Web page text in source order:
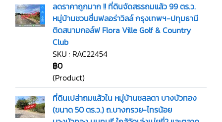
ลดราคาถูกมาก !! ที่ดินจัดสรรถมแล้ว 99 ตร.ว.
หมู่บ้านชวนชื่นฟลอร่าวิลล์ กรุงเทพฯ-ปทุมธานี
ติดสนามกอล์ฟ Flora Ville Golf & Country
Club
SKU : RAC22454
฿0
(Product)
ที่ดินเปล่าถมแล้วใน หมู่บ้านชลลดา บางบัวทอง
(ขนาด 50 ตร.ว.) ถ.บางกรวย-ไทรน้อย